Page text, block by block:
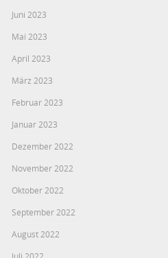
Juni 2023
Mai 2023
April 2023
März 2023
Februar 2023
Januar 2023
Dezember 2022
November 2022
Oktober 2022
September 2022
August 2022